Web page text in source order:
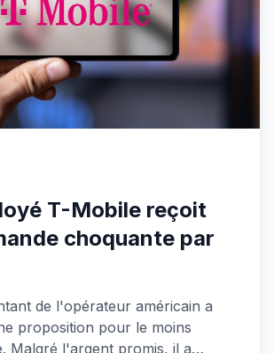
T-Mobile reçoit
choquante par
de l'opérateur américain a
proposition pour le moins
Malgré l'argent promis, il a